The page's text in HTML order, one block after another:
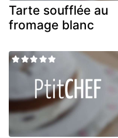
Tarte soufflée au
fromage blanc